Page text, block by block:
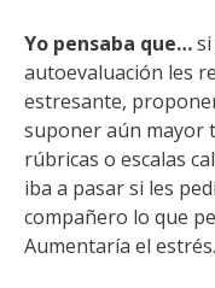
Yo pensaba que…
autoevaluación les
estresante,
suponer aún mayor
rúbricas o escalas
iba a pasar si les
compañero lo que
Aumentaría el estrés.